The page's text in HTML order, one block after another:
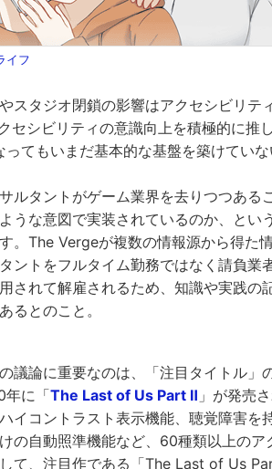
イフ
スタジオ閉鎖の影響はアクセシビリテ
セシビリティの意識向上を積極的に推
てもいまだ基本的な基盤を築けていな
ルタントがゲーム業界を去りつつある
うな意図で実装されているのか、とい
。The Vergeが複数の情報源から得た
ントをフルタイム勤務ではなく請負業
されて解雇されるため、知識や実践の
るとのこと。
議論に重要なのは、「注目タイトル」
年に「The Last of Us Part Ⅱ 」が発売
イコントラスト表示機能、聴覚障害を
の自動照準機能など、60種類以上の
て、注目作である「The Last of Us